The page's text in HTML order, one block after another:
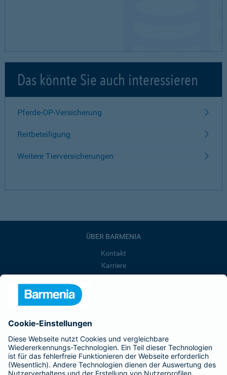
Das könnte Sie auch interessieren
Pferde-OP-Versicherung
Reitbeteiligung
Weitere Tierversicherungen
ÜBER BARMENIA
Kontakt
Karriere
Barmenia ist Teil der BarmeniaGothaer
BELIEBTE SEITEN
Kranken-Zusatzversicherung